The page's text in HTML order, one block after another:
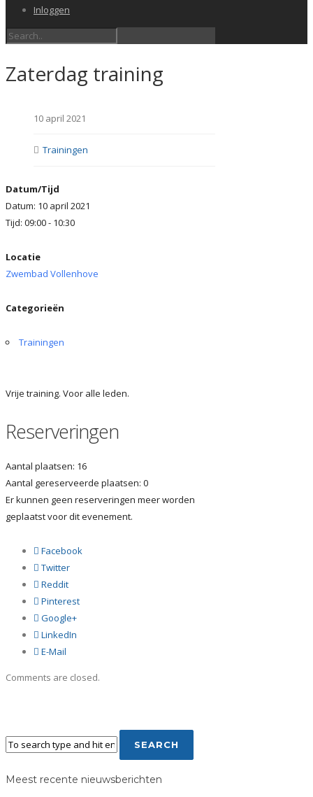
Inloggen
Zaterdag training
10 april 2021
Trainingen
Datum/Tijd
Datum: 10 april 2021
Tijd: 09:00 - 10:30
Locatie
Zwembad Vollenhove
Categorieën
Trainingen
Vrije training. Voor alle leden.
Reserveringen
Aantal plaatsen: 16
Aantal gereserveerde plaatsen: 0
Er kunnen geen reserveringen meer worden
geplaatst voor dit evenement.
Facebook
Twitter
Reddit
Pinterest
Google+
LinkedIn
E-Mail
Comments are closed.
Meest recente nieuwsberichten